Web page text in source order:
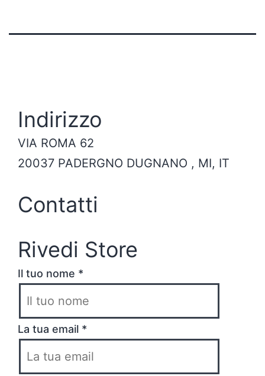
Indirizzo
VIA ROMA 62
20037 PADERGNO DUGNANO , MI, IT
Contatti
Rivedi Store
Il tuo nome *
La tua email *